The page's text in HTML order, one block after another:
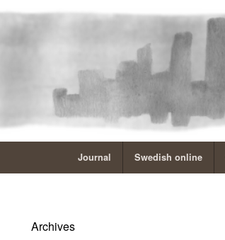
Journal Swedish online
Archives